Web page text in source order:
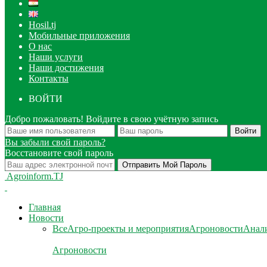
Hosil.tj
Мобильные приложения
О нас
Наши услуги
Наши достижения
Контакты
ВОЙТИ
Добро пожаловать! Войдите в свою учётную запись
Вы забыли свой пароль?
Восстановите свой пароль
Agroinform.TJ
Главная
Новости
ВсеАгро-проекты и мероприятияАгроновости
Агроновости